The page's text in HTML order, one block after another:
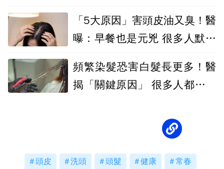
「5大原因」害頭皮油又臭！醫
曝：早餐也是元兇 很多人默默
頻繁染髮恐害白髮長更多！醫
揭「關鍵原因」 很多人都該停
頭皮 洗頭 頭髮 健康 常春